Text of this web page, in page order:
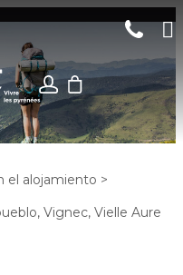
el alojamiento >
Vignec, Vielle Aure